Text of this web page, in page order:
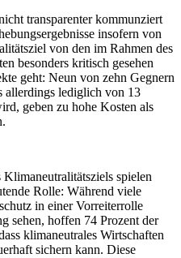
transparenter kommunziert
insofern von
von den im Rahmen des
besonders kritisch gesehen
geht: Neun von zehn Gegnern
allerdings lediglich von 13
geben zu hohe Kosten als
spielen
Rolle: Während viele
in einer Vorreiterrolle
sehen, hoffen 74 Prozent der
klimaneutrales Wirtschaften
sichern kann. Diese